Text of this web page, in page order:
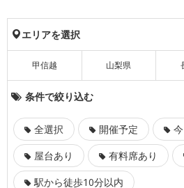
エリアを選択
甲信越 山梨県
条件で絞り込む
全選択 開催予定
屋台あり
有料席あり
駅から徒歩10分以内